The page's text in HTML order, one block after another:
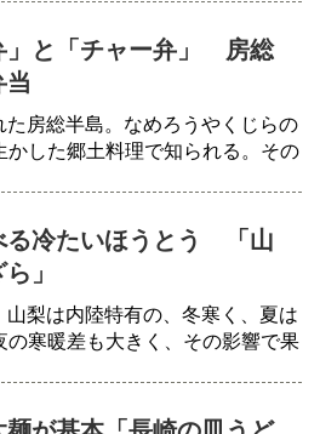
」と「チャー弁」 房総
当
た房総半島。なめろうやくじらの
かした郷土料理で知られる。その
る冷たいほうとう 「山
」
山梨は内陸特有の、冬寒く、夏は
寒暖差も大きく、その影響で果